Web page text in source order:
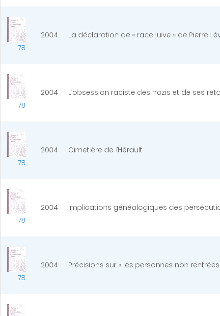
78
2004 La déclaration de « race juive » de Pierre
78
2004 L’obsession raciste des nazis et de ses
78
2004 Cimetière de l’Hérault
78
2004 Implications généalogiques des
78
2004 Précisions sur « les personnes non